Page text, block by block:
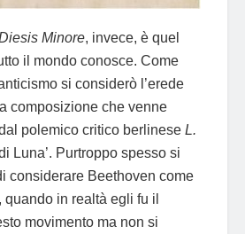
Minore, invece, è quel
il mondo conosce. Come
si considerò l’erede
composizione che venne
polemico critico berlinese L.
Luna’. Purtroppo spesso si
considerare Beethoven come
in realtà egli fu il
movimento ma non si